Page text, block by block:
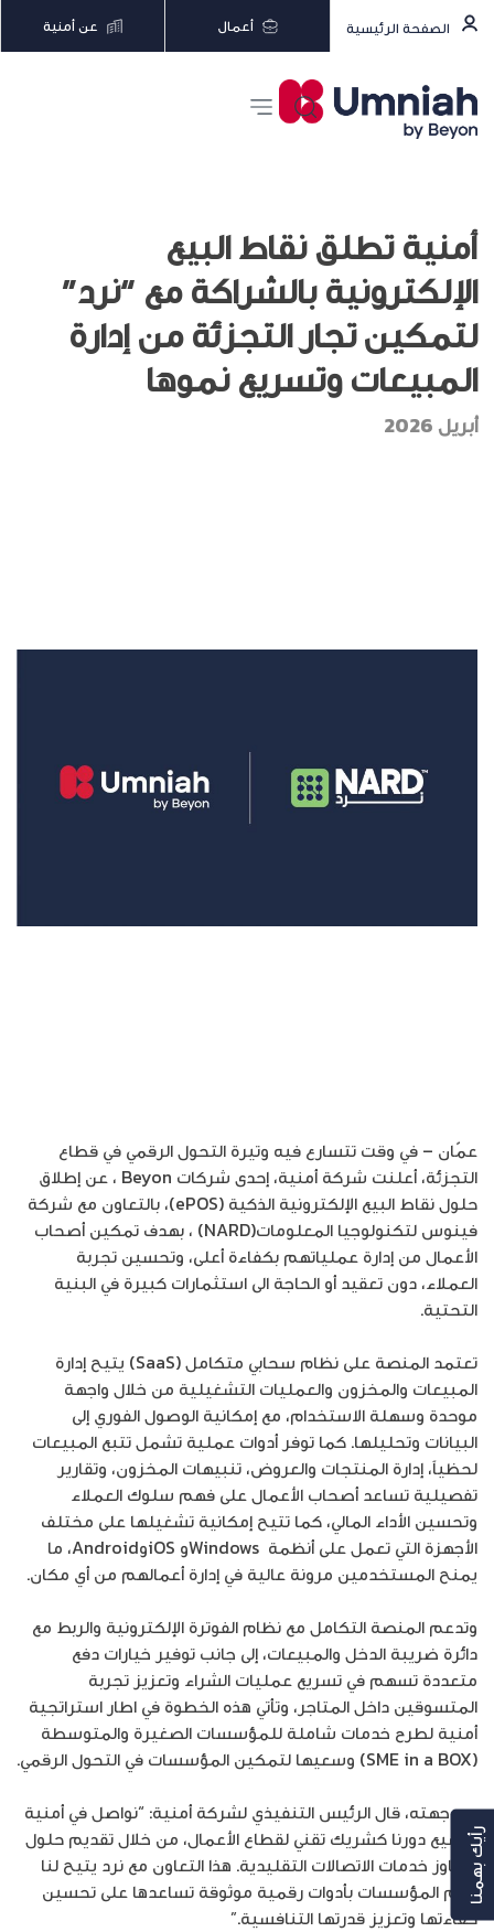
الصفحة الرئيسية أعمال عن أمنية
أمنية تطلق نقاط البيع
الإلكترونية بالشراكة مع “نرد”
لتمكين تجار التجزئة من إدارة
المبيعات وتسريع نموها
أبريل 2026
عمّان – في وقت تتسارع فيه وتيرة التحول الرقمي في قطاع
التجزئة، أعلنت شركة أمنية، إحدى شركات Beyon ، عن إطلاق
حلول نقاط البيع الإلكترونية الذكية (ePOS)، بالتعاون مع شركة
فينوس لتكنولوجيا المعلومات(NARD) ، بهدف تمكين أصحاب
الأعمال من إدارة عملياتهم بكفاءة أعلى، وتحسين تجربة
العملاء، دون تعقيد أو الحاجة الى استثمارات كبيرة في البنية
التحتية.
تعتمد المنصة على نظام سحابي متكامل (SaaS) يتيح إدارة
المبيعات والمخزون والعمليات التشغيلية من خلال واجهة
موحدة وسهلة الاستخدام، مع إمكانية الوصول الفوري إلى
البيانات وتحليلها. كما توفر أدوات عملية تشمل تتبع المبيعات
لحظياً، إدارة المنتجات والعروض، تنبيهات المخزون، وتقارير
تفصيلية تساعد أصحاب الأعمال على فهم سلوك العملاء
وتحسين الأداء المالي، كما تتيح إمكانية تشغيلها على مختلف
الأجهزة التي تعمل على أنظمة Windowsو iOSوAndroid، ما
يمنح المستخدمين مرونة عالية في إدارة أعمالهم من أي مكان.
وتدعم المنصة التكامل مع نظام الفوترة الإلكترونية والربط مع
دائرة ضريبة الدخل والمبيعات، إلى جانب توفير خيارات دفع
متعددة تسهم في تسريع عمليات الشراء وتعزيز تجربة
المتسوقين داخل المتاجر، وتأتي هذه الخطوة في اطار استراتجية
أمنية لطرح خدمات شاملة للمؤسسات الصغيرة والمتوسطة
(SME in a BOX) وسعيها لتمكين المؤسسات في التحول الرقمي.
من جهته، قال الرئيس التنفيذي لشركة أمنية: “نواصل في أمنية
توسيع دورنا كشريك تقني لقطاع الأعمال، من خلال تقديم حلول
تتجاوز خدمات الاتصالات التقليدية. هذا التعاون مع نرد يتيح لنا
دعم المؤسسات بأدوات رقمية موثوقة تساعدها على تحسين
كفاءتها وتعزيز قدرتها التنافسية.”
رأيك بهمنا